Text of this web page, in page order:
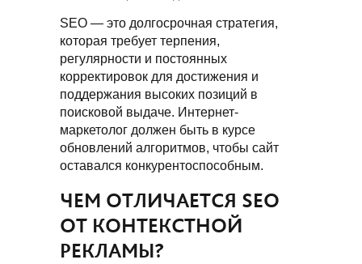
SEO — это долгосрочная стратегия,
которая требует терпения,
регулярности и постоянных
корректировок для достижения и
поддержания высоких позиций в
поисковой выдаче. Интернет-
маркетолог должен быть в курсе
обновлений алгоритмов, чтобы сайт
оставался конкурентоспособным.
ЧЕМ ОТЛИЧАЕТСЯ SEO
ОТ КОНТЕКСТНОЙ
РЕКЛАМЫ?